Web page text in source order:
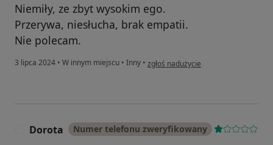
Niemiły, ze zbyt wysokim ego.
Przerywa, niesłucha, brak empatii.
Nie polecam.
3 lipca 2024 • W innym miejscu • Inny • w opinii użytkownika Pacjentka z
zgłoś nadużycie
Dorota Numer telefonu zweryfikowany